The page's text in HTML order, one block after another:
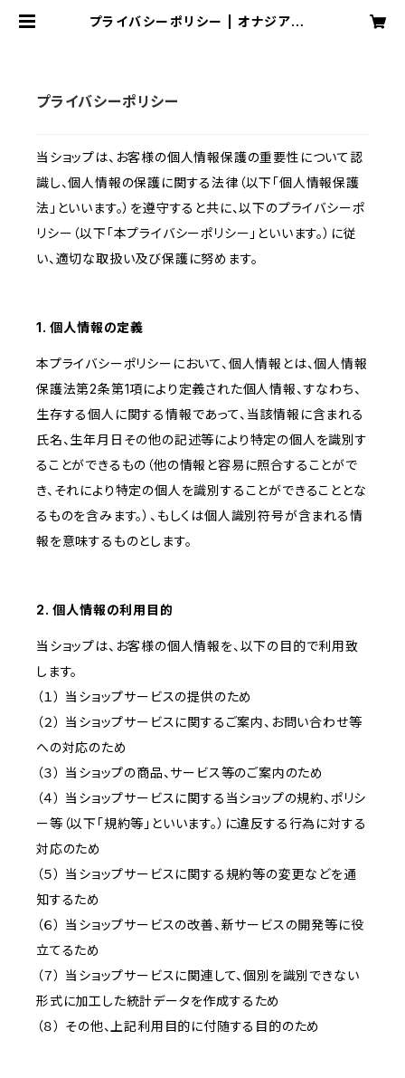
プライバシーポリシー | オナジアナノ
プライバシーポリシー
当ショップは、お客様の個人情報保護の重要性について認
識し、個人情報の保護に関する法律（以下「個人情報保護
法」といいます。）を遵守すると共に、以下のプライバシーポ
リシー（以下「本プライバシーポリシー」といいます。）に従
い、適切な取扱い及び保護に努めます。
1. 個人情報の定義
本プライバシーポリシーにおいて、個人情報とは、個人情報
保護法第2条第1項により定義された個人情報、すなわち、
生存する個人に関する情報であって、当該情報に含まれる
氏名、生年月日その他の記述等により特定の個人を識別す
ることができるもの（他の情報と容易に照合することがで
き、それにより特定の個人を識別することができることとな
るものを含みます。）、もしくは個人識別符号が含まれる情
報を意味するものとします。
2. 個人情報の利用目的
当ショップは、お客様の個人情報を、以下の目的で利用致
します。
（１） 当ショップサービスの提供のため
（２） 当ショップサービスに関するご案内、お問い合わせ等
への対応のため
（３） 当ショップの商品、サービス等のご案内のため
（４） 当ショップサービスに関する当ショップの規約、ポリシ
ー等（以下「規約等」といいます。）に違反する行為に対する
対応のため
（５） 当ショップサービスに関する規約等の変更などを通
知するため
（６） 当ショップサービスの改善、新サービスの開発等に役
立てるため
（７） 当ショップサービスに関連して、個別を識別できない
形式に加工した統計データを作成するため
（８） その他、上記利用目的に付随する目的のため